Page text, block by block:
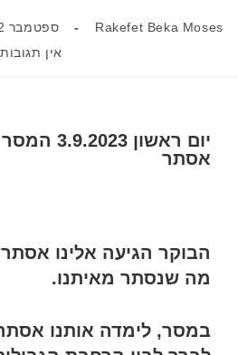
Rakefet Beka Moses ספטמבר 2, 2023
אין תגובות
יום ראשון
אסתר
הבוקר הגיעה אלינו
מה שנסתר מאיתנו.
במסר, לימדה אותנו